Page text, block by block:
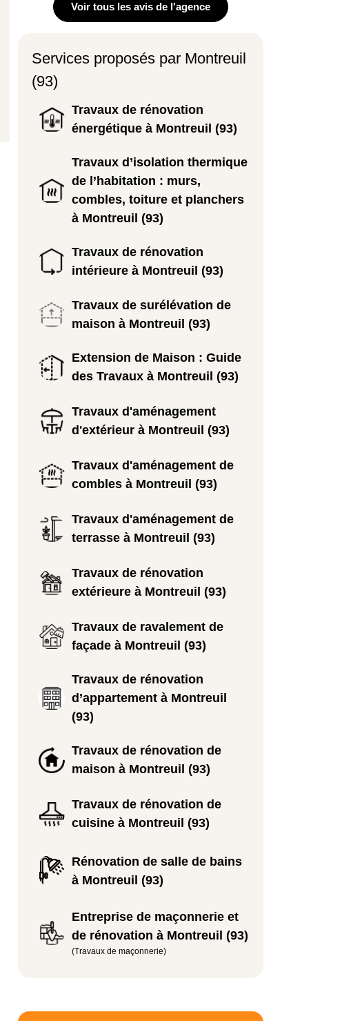
Voir tous les avis de l'agence
Services proposés par Montreuil
(93)
Travaux de rénovation
énergétique à Montreuil (93)
Travaux d’isolation thermique
de l’habitation : murs,
combles, toiture et planchers
à Montreuil (93)
Travaux de rénovation
intérieure à Montreuil (93)
Travaux de surélévation de
maison à Montreuil (93)
Extension de Maison : Guide
des Travaux à Montreuil (93)
Travaux d'aménagement
d'extérieur à Montreuil (93)
Travaux d'aménagement de
combles à Montreuil (93)
Travaux d'aménagement de
terrasse à Montreuil (93)
Travaux de rénovation
extérieure à Montreuil (93)
Travaux de ravalement de
façade à Montreuil (93)
Travaux de rénovation
d’appartement à Montreuil
(93)
Travaux de rénovation de
maison à Montreuil (93)
Travaux de rénovation de
cuisine à Montreuil (93)
Rénovation de salle de bains
à Montreuil (93)
Entreprise de maçonnerie et
de rénovation à Montreuil (93)
(Travaux de maçonnerie)